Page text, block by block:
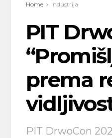
Home Industrija
PIT
prema
PIT DrwoCon